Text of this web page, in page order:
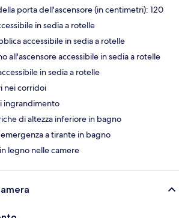
porta dell'ascensore (in centimetri): 120
in sedia a rotelle
accessibile in sedia a rotelle
all'ascensore accessibile in sedia a rotelle
in sedia a rotelle
nei corridoi
ingrandimento
di altezza inferiore in bagno
a tirante in bagno
legno nelle camere